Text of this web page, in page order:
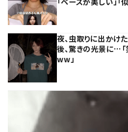
夜、虫取りに出か
後、驚きの光景に…「
ww」